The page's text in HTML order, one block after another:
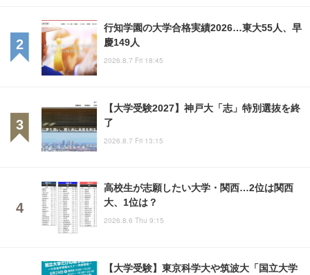
行知学園の大学合格実績2026…東大55人、早
慶149人
2026.8.7 Fri 18:45
【大学受験2027】神戸大「志」特別選抜を終
了
2026.8.7 Fri 13:15
高校生が志願したい大学・関西…2位は関西
大、1位は？
2026.8.6 Thu 9:15
【大学受験】東京科学大や筑波大「国立大学